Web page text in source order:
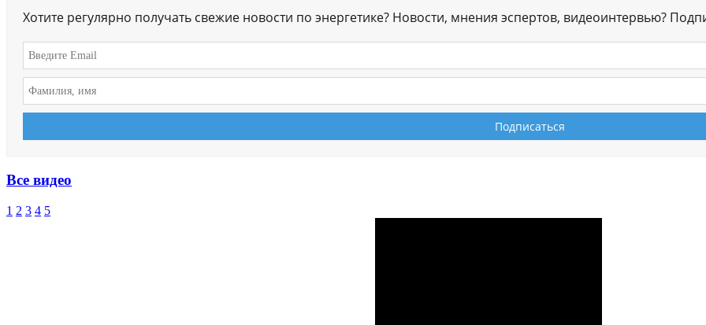
Хотите регулярно получать свежие новости по энергетике? Новости, мнения эспертов, видеоинтервью?
Все видео
1 2 3 4 5